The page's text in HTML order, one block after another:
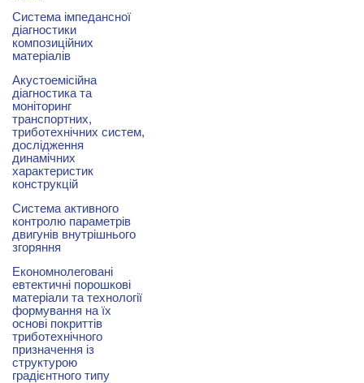
Система імпедансної
діагностики
композиційних
матеріалів
Акустоемісійна
діагностика та
моніторинг
транспортних,
триботехнічних систем,
дослідження
динамічних
характеристик
конструкцій
Система активного
контролю параметрів
двигунів внутрішнього
згоряння
Економнолеговані
евтектичні порошкові
матеріали та технології
формування на їх
основі покриттів
триботехнічного
призначення із
структурою
градієнтного типу